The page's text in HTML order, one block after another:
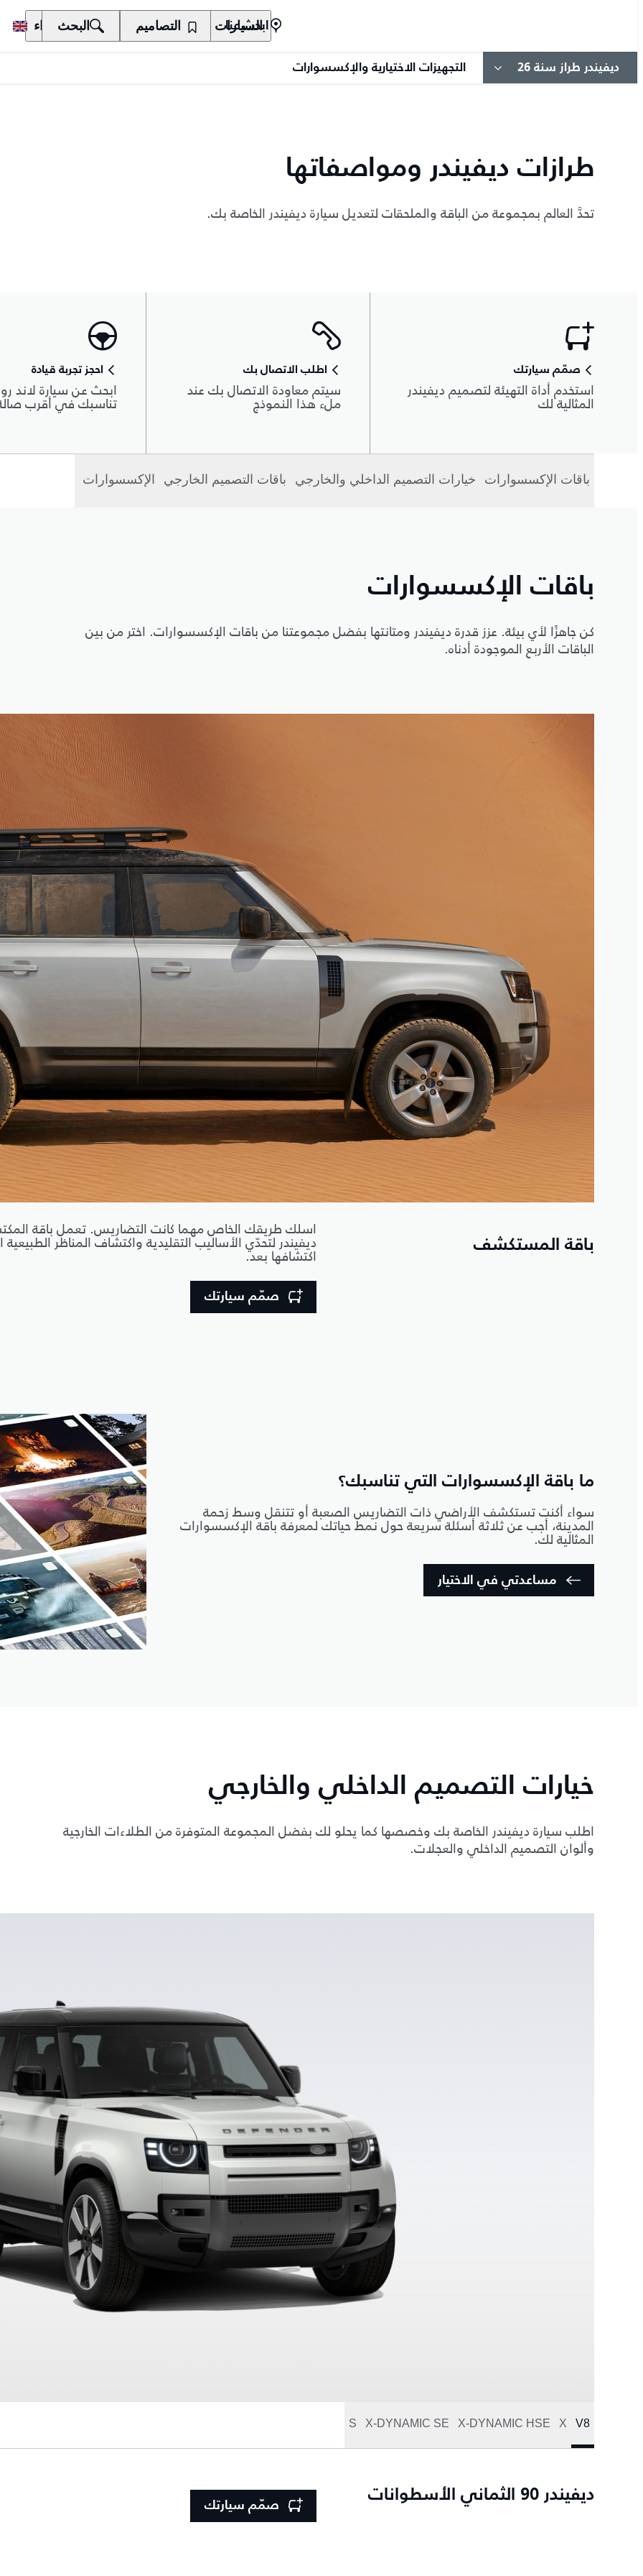
السيارات المالكون الاكتشاف الشراء ابحث عنا التصاميم البحث
ديفيندر طراز سنة 26 التجهيزات الاختيارية والإكسسوارات
طرازات ديفيندر ومواصفاتها
تحدَّ العالم بمجموعة من الباقة والملحقات لتعديل سيارة ديفيندر الخاصة بك.
صمّم سيارتك
استخدم أداة التهيئة لتصميم ديفيندر
المثالية لك
اطلب الاتصال بك
سيتم معاودة الاتصال بك عند
ملء هذا النموذج
احجز تجربة قيادة
ابحث عن سيارة لاند
تناسبك في أقرب
باقات الإكسسوارات خيارات التصميم الداخلي والخارجي باقات التصميم الخارجي الإكسسوارات
باقات الإكسسوارات
كن جاهزًا لأي بيئة. عزز قدرة ديفيندر ومتانتها بفضل مجموعتنا من باقات الإكسسوارات. اختر من بين
الباقات الأربع الموجودة أدناه.
باقة المستكشف
اسلك طريقك الخاص مهما كانت التضاريس. تعمل باقة
ديفيندر لتحدّي الأساليب التقليدية واكتشاف المناظر
اكتشافها بعد.
صمّم سيارتك
ما باقة الإكسسوارات التي تناسبك؟
سواء أكنت تستكشف الأراضي ذات التضاريس الصعبة أو تتنقل وسط زحمة
المدينة، أجب عن ثلاثة أسئلة سريعة حول نمط حياتك لمعرفة باقة الإكسسوارات
المثالية لك.
مساعدتي في الاختيار
خيارات التصميم الداخلي والخارجي
اطلب سيارة ديفيندر الخاصة بك وخصصها كما يحلو لك بفضل المجموعة المتوفرة من الطلاءات الخارجية
وألوان التصميم الداخلي والعجلات.
V8
X
X-DYNAMIC HSE
X-DYNAMIC SE
S
ديفيندر 90 الثماني الأسطوانات
صمّم سيارتك